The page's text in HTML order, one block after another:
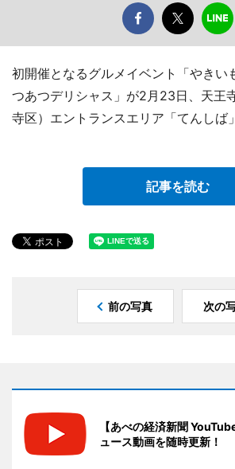
初開催となるグルメイベント「やきい
つあつデリシャス」が2月23日、天王
寺区）エントランスエリア「てんしば
記事を読む
前の写真 次の
【あべの経済新聞
ュース動画を随時更新！